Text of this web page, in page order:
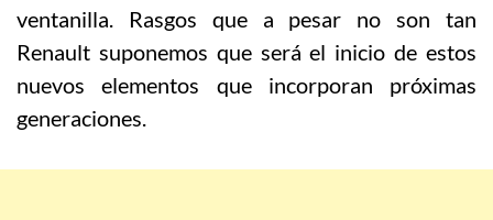
ventanilla. Rasgos que a pesar no son tan
Renault suponemos que será el inicio de estos
nuevos elementos que incorporan próximas
generaciones.